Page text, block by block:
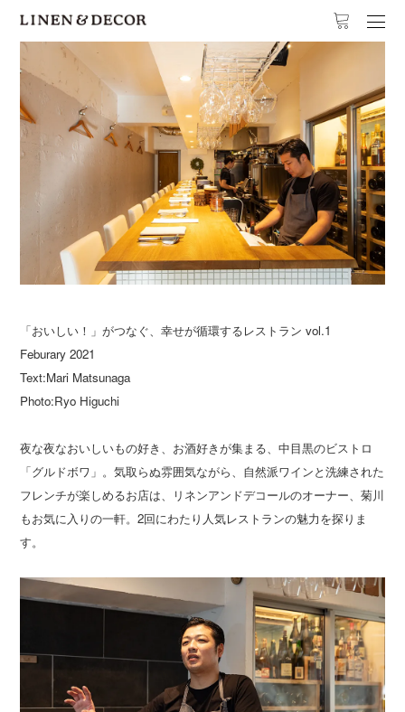
「おいしい！」がつなぐ、幸せが循環するレストラン vol.1
Feburary 2021
Text:Mari Matsunaga
Photo:Ryo Higuchi
夜な夜なおいしいもの好き、お酒好きが集まる、中目黒のビストロ
「グルドボワ」。気取らぬ雰囲気ながら、自然派ワインと洗練された
フレンチが楽しめるお店は、リネンアンドデコールのオーナー、菊川
もお気に入りの一軒。2回にわたり人気レストランの魅力を探りま
す。